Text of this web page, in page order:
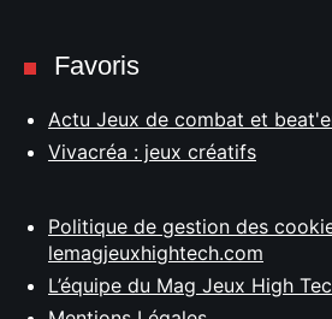
Favoris
Actu Jeux de combat et
Vivacréa : jeux créatifs
Politique de gestion des
lemagjeuxhightech.com
L’équipe du Mag Jeux High